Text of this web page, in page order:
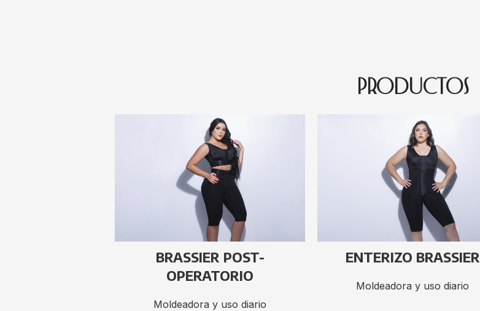
PRODUCTOS
BRASSIER POST-
OPERATORIO
Moldeadora y uso diario
ENTERIZO BRASSIER
Moldeadora y uso diario